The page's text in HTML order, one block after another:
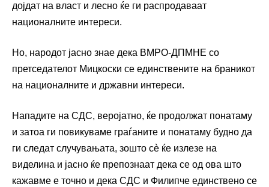
дојдат на власт и лесно ќе ги распродаваат
националните интереси.
Но, народот јасно знае дека ВМРО-ДПМНЕ со
претседателот Мицкоски се единствените на браникот
на националните и државни интереси.
Нападите на СДС, веројатно, ќе продолжат понатаму
и затоа ги повикуваме граѓаните и понатаму будно да
ги следат случувањата, зошто сè ќе излезе на
виделина и јасно ќе препознаат дека се од ова што
кажавме е точно и дека СДС и Филипче единствено се